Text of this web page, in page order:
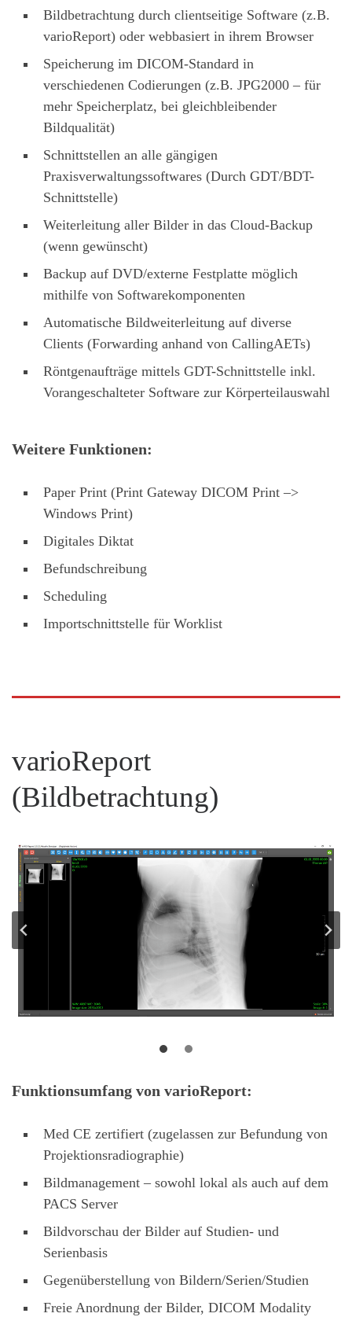
Bildbetrachtung durch clientseitige Software (z.B.
varioReport) oder webbasiert in ihrem Browser
Speicherung im DICOM-Standard in
verschiedenen Codierungen (z.B. JPG2000 – für
mehr Speicherplatz, bei gleichbleibender
Bildqualität)
Schnittstellen an alle gängigen
Praxisverwaltungssoftwares (Durch GDT/BDT-
Schnittstelle)
Weiterleitung aller Bilder in das Cloud-Backup
(wenn gewünscht)
Backup auf DVD/externe Festplatte möglich
mithilfe von Softwarekomponenten
Automatische Bildweiterleitung auf diverse
Clients (Forwarding anhand von CallingAETs)
Röntgenaufträge mittels GDT-Schnittstelle inkl.
Vorangeschalteter Software zur Körperteilauswahl
Weitere Funktionen:
Paper Print (Print Gateway DICOM Print –>
Windows Print)
Digitales Diktat
Befundschreibung
Scheduling
Importschnittstelle für Worklist
varioReport
(Bildbetrachtung)
Funktionsumfang von varioReport:
Med CE zertifiert (zugelassen zur Befundung von
Projektionsradiographie)
Bildmanagement – sowohl lokal als auch auf dem
PACS Server
Bildvorschau der Bilder auf Studien- und
Serienbasis
Gegenüberstellung von Bildern/Serien/Studien
Freie Anordnung der Bilder, DICOM Modality